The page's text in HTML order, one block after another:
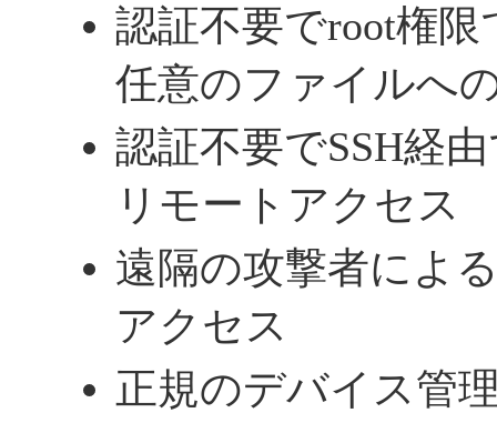
認証不要でroot権
任意のファイルへ
認証不要でSSH経
リモートアクセス
遠隔の攻撃者によ
アクセス
正規のデバイス管